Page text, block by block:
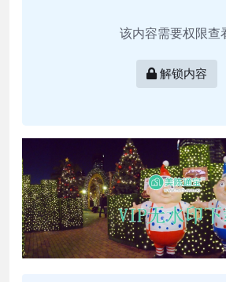
该内容需要权限查
解锁内容